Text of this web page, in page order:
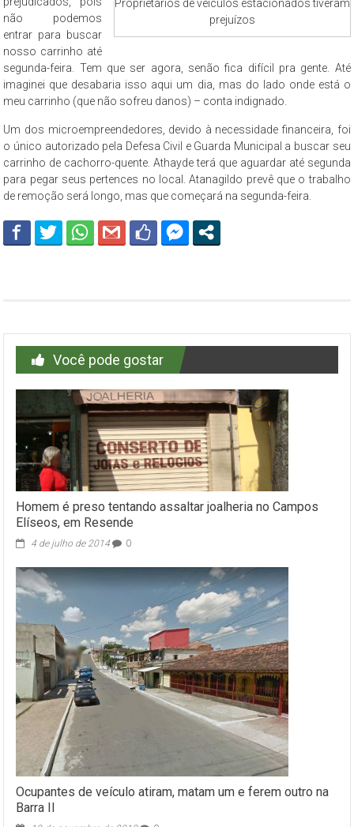
Proprietários de veículos estacionados tiveram
prejuízos
não podemos
entrar para buscar
nosso carrinho até
segunda-feira. Tem que ser agora, senão fica difícil pra gente. Até
imaginei que desabaria isso aqui um dia, mas do lado onde está o
meu carrinho (que não sofreu danos) – conta indignado.
Um dos microempreendedores, devido à necessidade financeira, foi
o único autorizado pela Defesa Civil e Guarda Municipal a buscar seu
carrinho de cachorro-quente. Athayde terá que aguardar até segunda
para pegar seus pertences no local. Atanagildo prevê que o trabalho
de remoção será longo, mas que começará na segunda-feira.
Você pode gostar
Homem é preso tentando assaltar joalheria no Campos
Elíseos, em Resende
4 de julho de 2014 0
Ocupantes de veículo atiram, matam um e ferem outro na
Barra II